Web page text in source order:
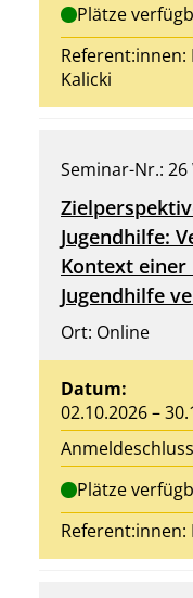
Plätze
Referent:innen:
Kalicki
Seminar-Nr.: 26
Jugendhilfe:
Kontext
Jugendhilfe
Ort: Online
Datum:
02.10.2026 –
Plätze
Referent:innen: